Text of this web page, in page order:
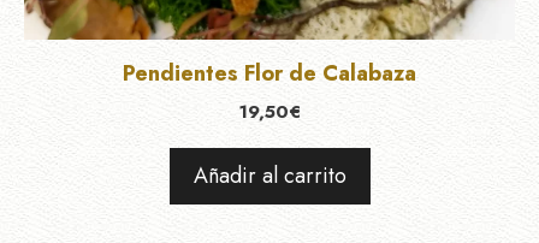
Pendientes Flor de Calabaza
19,50€
Añadir al carrito